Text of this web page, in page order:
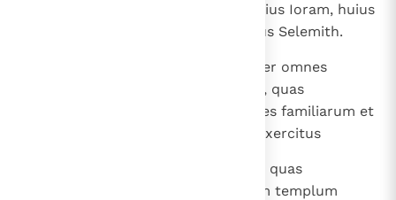
et huius filius Iesaias; et huius filius Ioram, huius
quoque filius Zechri et huius filius Selemith.
Ipse Selemith et fratres eius super omnes
thesauros rerum consecratarum, quas
sanctificavit David rex et principes familiarum et
tribuni et centuriones et duces exercitus
de bellis et manubiis proeliorum, quas
consecraverant ad sustentandum templum